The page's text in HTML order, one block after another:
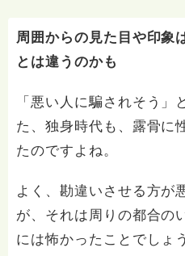
周囲からの見た目や印象
とは違うのかも
「悪い人に騙されそう」
た、独身時代も、露骨に
たのですよね。
よく、勘違いさせる方が
が、それは周りの都合の
には怖かったことでしょ